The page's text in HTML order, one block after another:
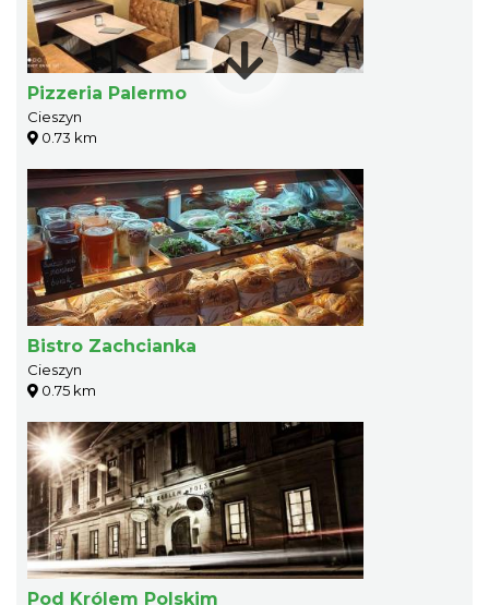
Pizzeria Palermo
Cieszyn
0.73 km
Bistro Zachcianka
Cieszyn
0.75 km
Pod Królem Polskim